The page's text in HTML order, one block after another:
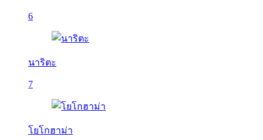
6
นาริตะ
7
โยโกฮาม่า